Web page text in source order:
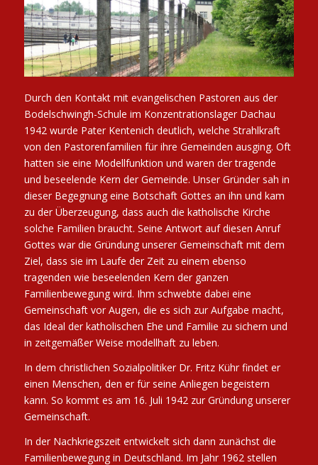
Durch den Kontakt mit evangelischen Pastoren aus der
Bodelschwingh-Schule im Konzentrationslager Dachau
1942 wurde Pater Kentenich deutlich, welche Strahlkraft
von den Pastorenfamilien für ihre Gemeinden ausging. Oft
hatten sie eine Modellfunktion und waren der tragende
und beseelende Kern der Gemeinde. Unser Gründer sah in
dieser Begegnung eine Botschaft Gottes an ihn und kam
zu der Überzeugung, dass auch die katholische Kirche
solche Familien braucht. Seine Antwort auf diesen Anruf
Gottes war die Gründung unserer Gemeinschaft mit dem
Ziel, dass sie im Laufe der Zeit zu einem ebenso
tragenden wie beseelenden Kern der ganzen
Familienbewegung wird. Ihm schwebte dabei eine
Gemeinschaft vor Augen, die es sich zur Aufgabe macht,
das Ideal der katholischen Ehe und Familie zu sichern und
in zeitgemäßer Weise modellhaft zu leben.
In dem christlichen Sozialpolitiker Dr. Fritz Kühr findet er
einen Menschen, den er für seine Anliegen begeistern
kann. So kommt es am 16. Juli 1942 zur Gründung unserer
Gemeinschaft.
In der Nachkriegszeit entwickelt sich dann zunächst die
Familienbewegung in Deutschland. Im Jahr 1962 stellen